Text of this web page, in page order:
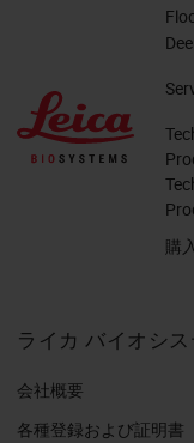
購
ライカ バイオシ
会社概要
各種登録および証明書